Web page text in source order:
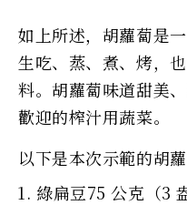
如上所述，胡蘿蔔是
生吃、蒸、煮、烤，
料。胡蘿蔔味道甜美
歡迎的榨汁用蔬菜。
以下是本次示範的胡
綠扁豆75 公克（3